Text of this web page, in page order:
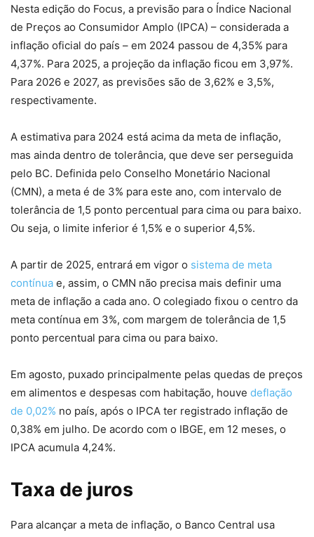
Nesta edição do Focus, a previsão para o Índice Nacional
de Preços ao Consumidor Amplo (IPCA) – considerada a
inflação oficial do país – em 2024 passou de 4,35% para
4,37%. Para 2025, a projeção da inflação ficou em 3,97%.
Para 2026 e 2027, as previsões são de 3,62% e 3,5%,
respectivamente.
A estimativa para 2024 está acima da meta de inflação,
mas ainda dentro de tolerância, que deve ser perseguida
pelo BC. Definida pelo Conselho Monetário Nacional
(CMN), a meta é de 3% para este ano, com intervalo de
tolerância de 1,5 ponto percentual para cima ou para baixo.
Ou seja, o limite inferior é 1,5% e o superior 4,5%.
A partir de 2025, entrará em vigor o sistema de meta
contínua e, assim, o CMN não precisa mais definir uma
meta de inflação a cada ano. O colegiado fixou o centro da
meta contínua em 3%, com margem de tolerância de 1,5
ponto percentual para cima ou para baixo.
Em agosto, puxado principalmente pelas quedas de preços
em alimentos e despesas com habitação, houve deflação
de 0,02% no país, após o IPCA ter registrado inflação de
0,38% em julho. De acordo com o IBGE, em 12 meses, o
IPCA acumula 4,24%.
Taxa de juros
Para alcançar a meta de inflação, o Banco Central usa